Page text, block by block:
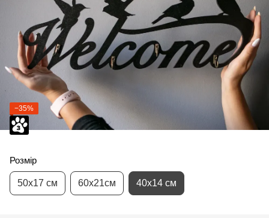
−35%
Розмір
50х17 см 60х21см 40х14 см